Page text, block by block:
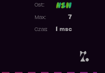
7.
Ost:
7
Max:
msc
Czas: